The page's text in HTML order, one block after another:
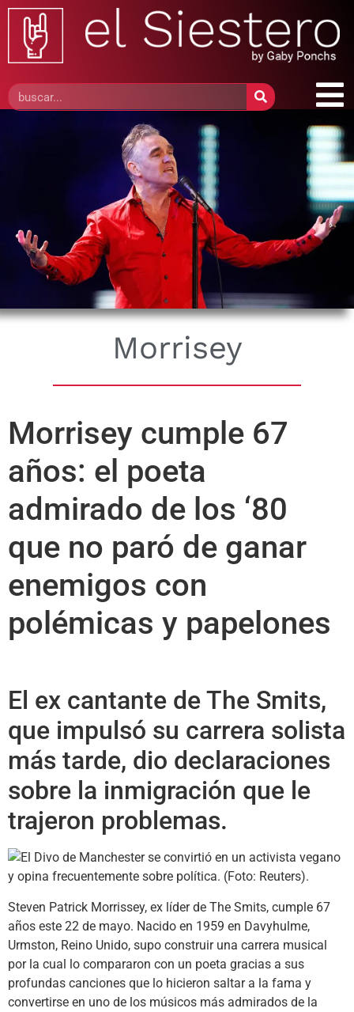
Morrisey
Morrisey cumple 67
años: el poeta
admirado de los ‘80
que no paró de ganar
enemigos con
polémicas y papelones
El ex cantante de The Smits,
que impulsó su carrera solista
más tarde, dio declaraciones
sobre la inmigración que le
trajeron problemas.
Steven Patrick Morrissey, ex líder de The Smits, cumple 67
años este 22 de mayo. Nacido en 1959 en Davyhulme,
Urmston, Reino Unido, supo construir una carrera musical
por la cual lo compararon con un poeta gracias a sus
profundas canciones que lo hicieron saltar a la fama y
convertirse en uno de los músicos más admirados de la